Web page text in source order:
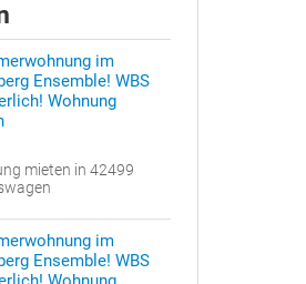
im
Ensemble! WBS
Wohnung
mieten in 42499
im
Ensemble! WBS